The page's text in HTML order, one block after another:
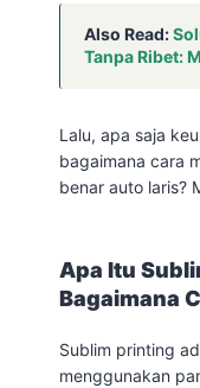
Also Read:
Tanpa Ribet:
Lalu, apa saja
bagaimana cara
benar auto laris?
Apa Itu
Bagaimana
Sublim printing
menggunakan